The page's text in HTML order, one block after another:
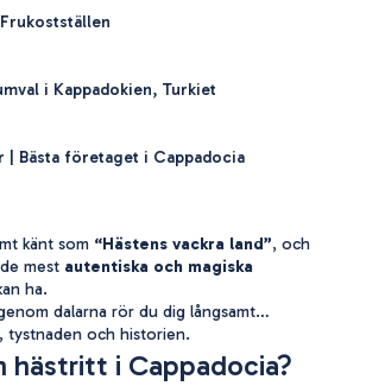
känt som “Hästens vackra land”, och
mest autentiska och magiska
ha.
dalarna rör du dig långsamt…
tystnaden och historien.
hästritt i Cappadocia?
i Kappadokien, Turkiet
| Bästa företaget i Cappadocia